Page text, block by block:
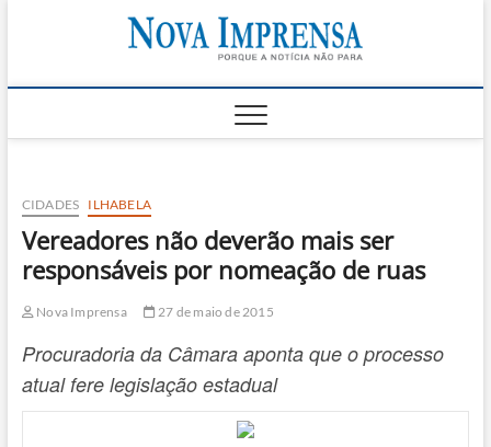
SÃO SEBASTIÃO,
CIDADES ILHABELA
Vereadores não deverão mais ser
responsáveis por nomeação de ruas
Nova Imprensa 27 de maio de 2015
Procuradoria da Câmara aponta que o processo
atual fere legislação estadual